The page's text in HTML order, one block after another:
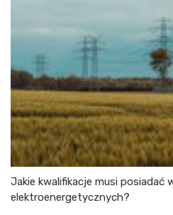
Jakie kwalifikacje musi posiadać
elektroenergetycznych?